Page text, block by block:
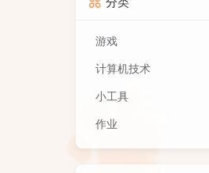
游戏
计算机技术
小工具
作业